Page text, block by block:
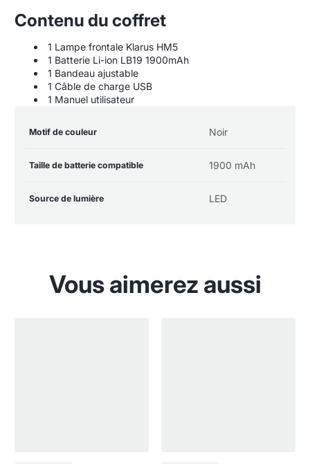
Contenu du coffret
1 Lampe frontale Klarus HM5
1 Batterie Li-ion LB19 1900mAh
1 Bandeau ajustable
1 Câble de charge USB
1 Manuel utilisateur
des
du
spécificationspécification
Motif de couleur Noir
Taille de batterie compatible 1900 mAh
Source de lumière LED
Vous aimerez aussi